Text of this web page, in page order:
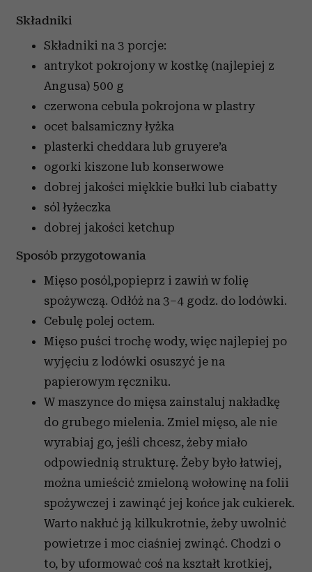
Składniki
Składniki na 3 porcje:
antrykot pokrojony w kostkę (najlepiej z
Angusa) 500 g
czerwona cebula pokrojona w plastry
ocet balsamiczny łyżka
plasterki cheddara lub gruyere’a
ogorki kiszone lub konserwowe
dobrej jakości miękkie bułki lub ciabatty
sól łyżeczka
dobrej jakości ketchup
Sposób przygotowania
Mięso posól,popieprz i zawiń w folię
spożywczą. Odłóż na 3–4 godz. do lodówki.
Cebulę polej octem.
Mięso puści trochę wody, więc najlepiej po
wyjęciu z lodówki osuszyć je na
papierowym ręczniku.
W maszynce do mięsa zainstaluj nakładkę
do grubego mielenia. Zmiel mięso, ale nie
wyrabiaj go, jeśli chcesz, żeby miało
odpowiednią strukturę. Żeby było łatwiej,
można umieścić zmieloną wołowinę na folii
spożywczej i zawinąć jej końce jak cukierek.
Warto nakłuć ją kilkukrotnie, żeby uwolnić
powietrze i moc ciaśniej zwinąć. Chodzi o
to, by uformować coś na kształt krotkiej,